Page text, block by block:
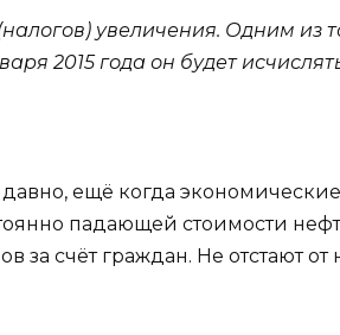
увеличения. Одним из
2015 года он будет
ещё когда экономические
падающей стоимости
счёт граждан. Не отстают от